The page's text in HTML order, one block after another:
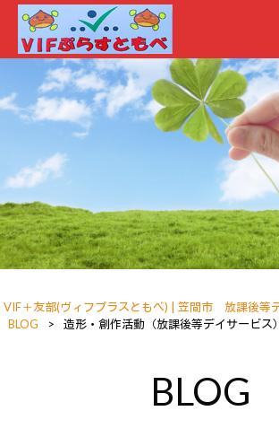
VIF＋友部(ヴィフプラスともべ) | 笠間市 放課後等
BLOG
> 造形・創作活動（放課後等デイサービス）
BLOG